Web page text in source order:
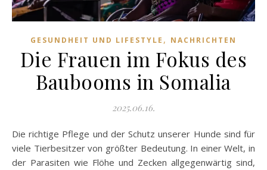
GESUNDHEIT UND LIFESTYLE , NACHRICHTEN
Die Frauen im Fokus des
Baubooms in Somalia
2025.06.16.
Die richtige Pflege und der Schutz unserer Hunde sind für
viele Tierbesitzer von größter Bedeutung. In einer Welt, in
der Parasiten wie Flöhe und Zecken allgegenwärtig sind,